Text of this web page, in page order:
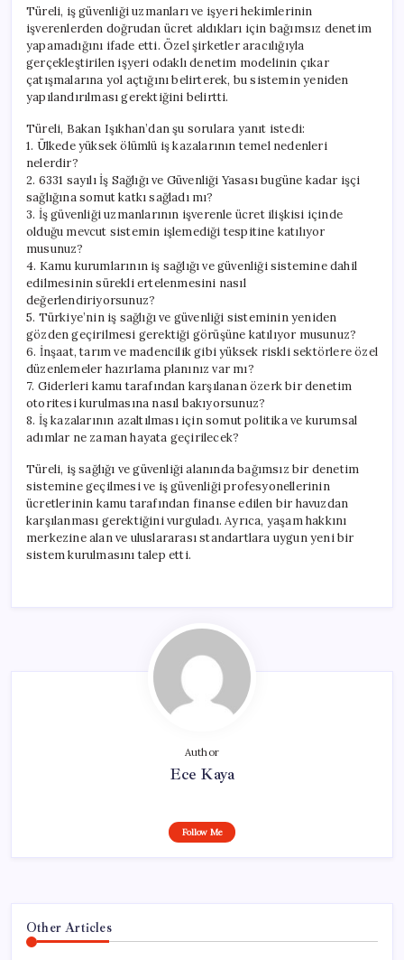
Türeli, iş güvenliği uzmanları ve işyeri hekimlerinin
işverenlerden doğrudan ücret aldıkları için bağımsız denetim
yapamadığını ifade etti. Özel şirketler aracılığıyla
gerçekleştirilen işyeri odaklı denetim modelinin çıkar
çatışmalarına yol açtığını belirterek, bu sistemin yeniden
yapılandırılması gerektiğini belirtti.
Türeli, Bakan Işıkhan’dan şu sorulara yanıt istedi:
1. Ülkede yüksek ölümlü iş kazalarının temel nedenleri
nelerdir?
2. 6331 sayılı İş Sağlığı ve Güvenliği Yasası bugüne kadar işçi
sağlığına somut katkı sağladı mı?
3. İş güvenliği uzmanlarının işverenle ücret ilişkisi içinde
olduğu mevcut sistemin işlemediği tespitine katılıyor
musunuz?
4. Kamu kurumlarının iş sağlığı ve güvenliği sistemine dahil
edilmesinin sürekli ertelenmesini nasıl
değerlendiriyorsunuz?
5. Türkiye’nin iş sağlığı ve güvenliği sisteminin yeniden
gözden geçirilmesi gerektiği görüşüne katılıyor musunuz?
6. İnşaat, tarım ve madencilik gibi yüksek riskli sektörlere özel
düzenlemeler hazırlama planınız var mı?
7. Giderleri kamu tarafından karşılanan özerk bir denetim
otoritesi kurulmasına nasıl bakıyorsunuz?
8. İş kazalarının azaltılması için somut politika ve kurumsal
adımlar ne zaman hayata geçirilecek?
Türeli, iş sağlığı ve güvenliği alanında bağımsız bir denetim
sistemine geçilmesi ve iş güvenliği profesyonellerinin
ücretlerinin kamu tarafından finanse edilen bir havuzdan
karşılanması gerektiğini vurguladı. Ayrıca, yaşam hakkını
merkezine alan ve uluslararası standartlara uygun yeni bir
sistem kurulmasını talep etti.
Author
Ece Kaya
Follow Me
Other Articles